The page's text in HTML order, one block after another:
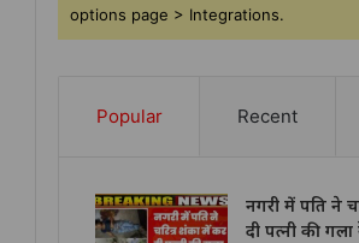
options page > Integrations.
Popular Recent
नगरी में पति ने
दी पत्नी की